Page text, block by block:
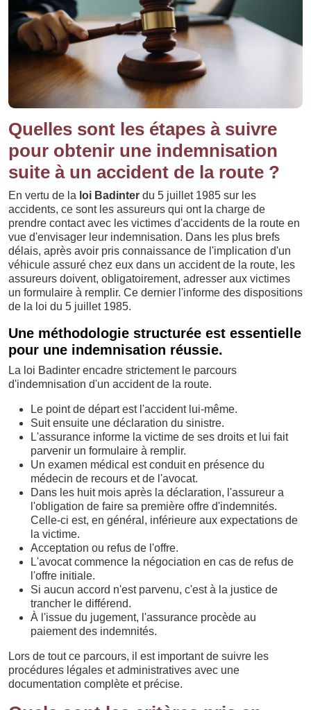
Quelles sont les étapes à suivre
pour obtenir une indemnisation
suite à un accident de la route ?
En vertu de la loi Badinter du 5 juillet 1985 sur les
accidents, ce sont les assureurs qui ont la charge de
prendre contact avec les victimes d'accidents de la route en
vue d'envisager leur indemnisation. Dans les plus brefs
délais, après avoir pris connaissance de l'implication d'un
véhicule assuré chez eux dans un accident de la route, les
assureurs doivent, obligatoirement, adresser aux victimes
un formulaire à remplir. Ce dernier l'informe des dispositions
de la loi du 5 juillet 1985.
Une méthodologie structurée est essentielle
pour une indemnisation réussie.
La loi Badinter encadre strictement le parcours
d'indemnisation d'un accident de la route.
Le point de départ est l'accident lui-même.
Suit ensuite une déclaration du sinistre.
L'assurance informe la victime de ses droits et lui fait
parvenir un formulaire à remplir.
Un examen médical est conduit en présence du
médecin de recours et de l'avocat.
Dans les huit mois après la déclaration, l'assureur a
l'obligation de faire sa première offre d'indemnités.
Celle-ci est, en général, inférieure aux expectations de
la victime.
Acceptation ou refus de l'offre.
L'avocat commence la négociation en cas de refus de
l'offre initiale.
Si aucun accord n'est parvenu, c'est à la justice de
trancher le différend.
À l'issue du jugement, l'assurance procède au
paiement des indemnités.
Lors de tout ce parcours, il est important de suivre les
procédures légales et administratives avec une
documentation complète et précise.